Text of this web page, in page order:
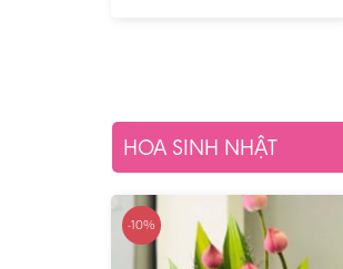
HOA SINH NHẬT
-10%